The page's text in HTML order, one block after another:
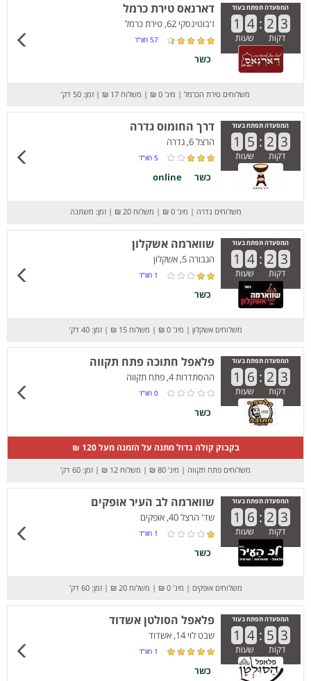
המסעדה תפתח בעוד
1 4 : 2 3
דקות שעות
דארנאס טירת כרמל
ז'בוטינסקי 62, טירת כרמל
57 חוו”ד
כשר
משלוחים טירת הכרמל | מינ' 0 ₪ | משלוח 17 ₪ | זמן: 50 דק’
המסעדה תפתח בעוד
1 5 : 2 3
דקות שעות
דרך החומוס גדרה
הרצל 6, גדרה
5 חוו”ד
כשר online
משלוחים גדרה | מינ' 0 ₪ | משלוח 20 ₪ | זמן: משתנה
המסעדה תפתח בעוד
1 4 : 2 3
דקות שעות
שווארמה אשקלון
הגבורה 5, אשקלון
1 חוו”ד
כשר
משלוחים אשקלון | מינ' 0 ₪ | משלוח 15 ₪ | זמן: 40 דק’
המסעדה תפתח בעוד
1 6 : 2 3
דקות שעות
פלאפל חתוכה פתח תקווה
ההסתדרות 4, פתח תקווה
0 חוו”ד
כשר
בקבוק קולה גדול מתנה על הזמנה מעל 120 ₪
משלוחים פתח תקווה | מינ' 80 ₪ | משלוח 12 ₪ | זמן: 60 דק’
המסעדה תפתח בעוד
1 6 : 2 3
דקות שעות
שווארמה לב העיר אופקים
שד' הרצל 40, אופקים
1 חוו”ד
כשר
משלוחים אופקים | מינ' 0 ₪ | משלוח 20 ₪ | זמן: 60 דק’
המסעדה תפתח בעוד
1 4 : 5 3
דקות שעות
פלאפל הסולטן אשדוד
שבט לוי 14, אשדוד
1 חוו”ד
כשר